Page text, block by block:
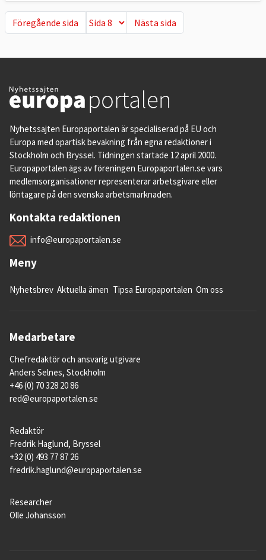
Föregående sida
Föregående sida Nästa sida
Nästa sida
Nyhetssajten Europaportalen är specialiserad på EU och
Europa med opartisk bevakning från egna redaktioner i
Stockholm och Bryssel. Tidningen startade 12 april 2000.
Europaportalen ägs av föreningen Europaportalen.se vars
medlemsorganisationer representerar arbetsgivare eller
löntagare på den svenska arbetsmarknaden.
Kontakta redaktionen
info@europaportalen.se
Meny
Nyhetsbrev Aktuella ämen Tipsa Europaportalen Om oss
Medarbetare
Chefredaktör och ansvarig utgivare
Anders Selnes, Stockholm
+46 (0) 70 328 20 86
red@europaportalen.se
Redaktör
Fredrik Haglund, Bryssel
+32 (0) 493 77 87 26
fredrik.haglund@europaportalen.se
Researcher
Olle Johansson